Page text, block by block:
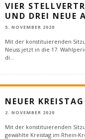
VIER
UND DREI NEUE
5. NOVEMBER 2020
Mit der konstituierenden
Neuss jetzt in die 17.
di...
NEUER
2. NOVEMBER 2020
Mit der konstituierenden
gewählte Kreistag im Rhein-